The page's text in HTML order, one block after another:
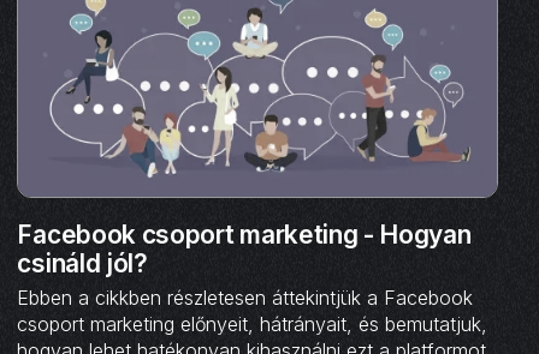
Facebook csoport marketing - Hogyan
csináld jól?
Ebben a cikkben részletesen áttekintjük a Facebook
csoport marketing előnyeit, hátrányait, és bemutatjuk,